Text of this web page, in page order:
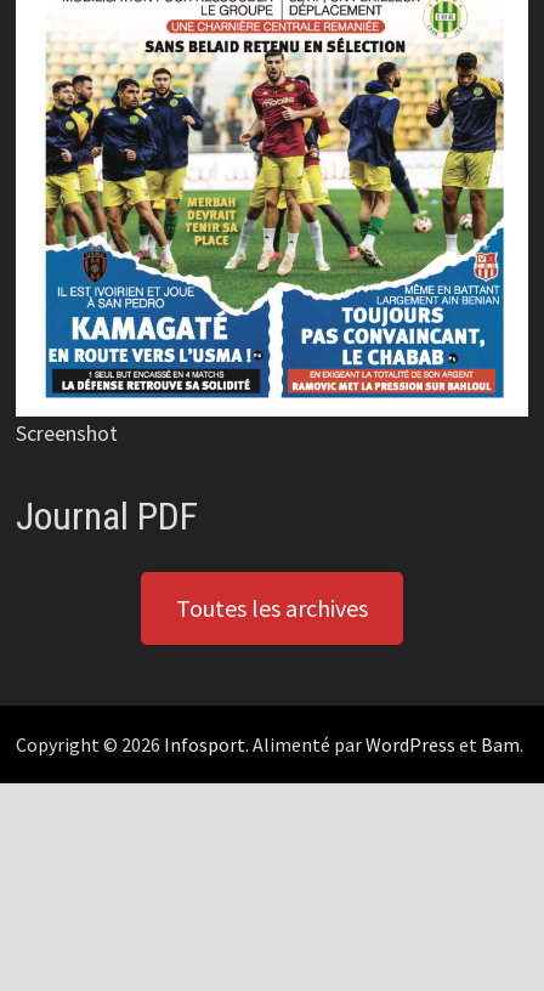
Screenshot
Journal PDF
Toutes les archives
Copyright © 2026 Infosport. Alimenté parWordPress et Bam.